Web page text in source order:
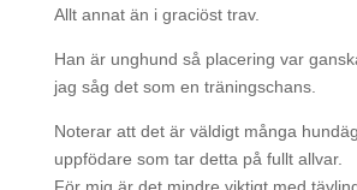
Allt annat än i graciöst trav.
Han är unghund så placering var
jag såg det som en träningschans.
Noterar att det är väldigt många
uppfödare som tar detta på fullt allvar.